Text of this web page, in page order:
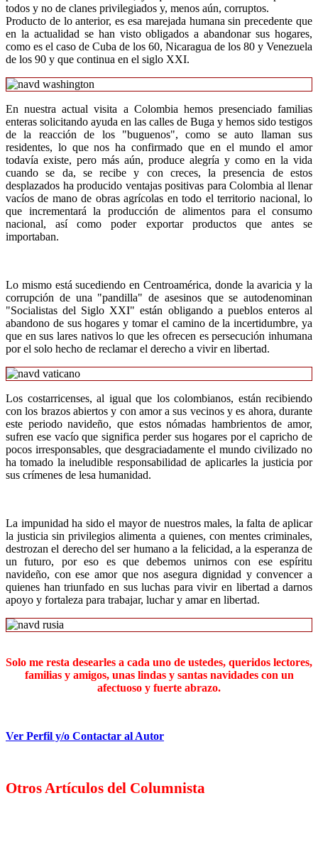
todos y no de clanes privilegiados y, menos aún, corruptos.
Producto de lo anterior, es esa marejada humana sin precedente que
en la actualidad se han visto obligados a abandonar sus hogares,
como es el caso de Cuba de los 60, Nicaragua de los 80 y Venezuela
de los 90 y que continua en el siglo XXI.
En nuestra actual visita a Colombia hemos presenciado familias
enteras solicitando ayuda en las calles de Buga y hemos sido testigos
de la reacción de los "buguenos", como se auto llaman sus
residentes, lo que nos ha confirmado que en el mundo el amor
todavía existe, pero más aún, produce alegría y como en la vida
cuando se da, se recibe y con creces, la presencia de estos
desplazados ha producido ventajas positivas para Colombia al llenar
vacíos de mano de obras agrícolas en todo el territorio nacional, lo
que incrementará la producción de alimentos para el consumo
nacional, así como poder exportar productos que antes se
importaban.
Lo mismo está sucediendo en Centroamérica, donde la avaricia y la
corrupción de una "pandilla" de asesinos que se autodenominan
"Socialistas del Siglo XXI" están obligando a pueblos enteros al
abandono de sus hogares y tomar el camino de la incertidumbre, ya
que en sus lares nativos lo que les ofrecen es persecución inhumana
por el solo hecho de reclamar el derecho a vivir en libertad.
Los costarricenses, al igual que los colombianos, están recibiendo
con los brazos abiertos y con amor a sus vecinos y es ahora, durante
este periodo navideño, que estos nómadas hambrientos de amor,
sufren ese vacío que significa perder sus hogares por el capricho de
pocos irresponsables, que desgraciadamente el mundo civilizado no
ha tomado la ineludible responsabilidad de aplicarles la justicia por
sus crímenes de lesa humanidad.
La impunidad ha sido el mayor de nuestros males, la falta de aplicar
la justicia sin privilegios alimenta a quienes, con mentes criminales,
destrozan el derecho del ser humano a la felicidad, a la esperanza de
un futuro, por eso es que debemos unirnos con ese espíritu
navideño, con ese amor que nos asegura dignidad y convencer a
quienes han triunfado en sus luchas para vivir en libertad a darnos
apoyo y fortaleza para trabajar, luchar y amar en libertad.
Solo me resta desearles a cada uno de ustedes, queridos lectores,
familias y amigos, unas lindas y santas navidades con un
afectuoso y fuerte abrazo.
Ver Perfil y/o Contactar al Autor
Otros Artículos del Columnista